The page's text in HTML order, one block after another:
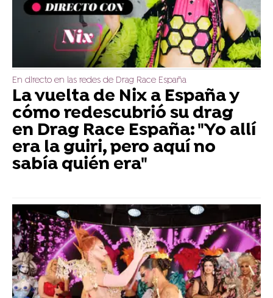
En directo en las redes de Drag Race España
La vuelta de Nix a España y
cómo redescubrió su drag
en Drag Race España: "Yo allí
era la guiri, pero aquí no
sabía quién era"